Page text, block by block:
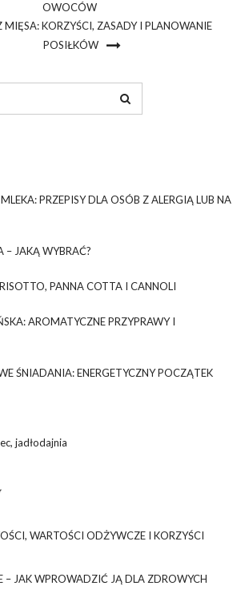
OWOCÓW
MIĘSA: KORZYŚCI, ZASADY I PLANOWANIE
POSIŁKÓW
PRZEPISY DLA OSÓB Z ALERGIĄ LUB NA
– JAKĄ WYBRAĆ?
PANNA COTTA I CANNOLI
AROMATYCZNE PRZYPRAWY I
ŚNIADANIA: ENERGETYCZNY POCZĄTEK
jadłodajnia
WARTOŚCI ODŻYWCZE I KORZYŚCI
– JAK WPROWADZIĆ JĄ DLA ZDROWYCH